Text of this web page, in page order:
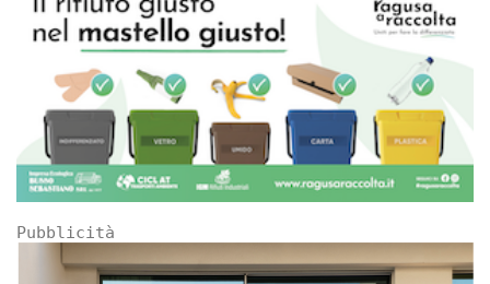
Pubblicità